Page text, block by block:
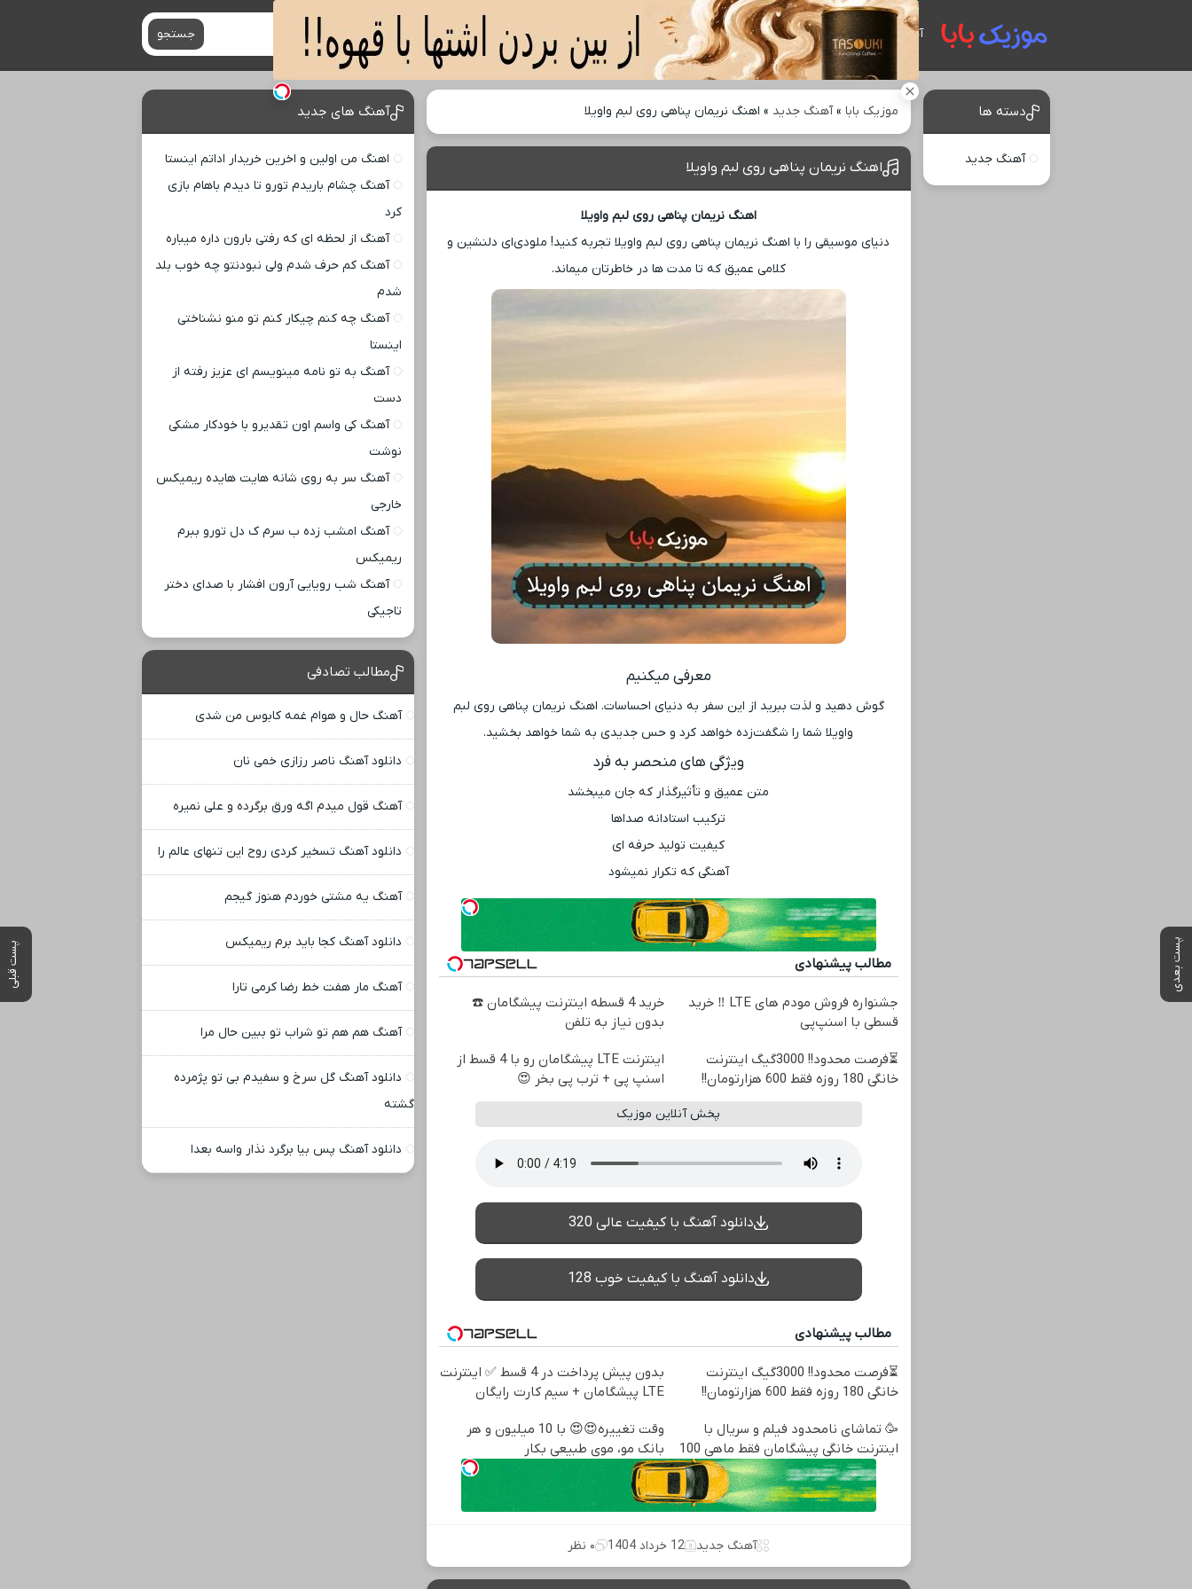
آهنگ های جدید جستجو
موزیک بابا »آهنگ جدید » اهنگ نریمان پناهی روی لبم واویلا
پست بعدی پست قبلی
اهنگ نریمان پناهی روی لبم واویلا
اهنگ نریمان پناهی روی لبم واویلا
دنیای موسیقی را با اهنگ نریمان پناهی روی لبم واویلا تجربه کنید! ملودی‌ای دلنشین و
کلامی عمیق که تا مدت ‌ها در خاطرتان میماند.
معرفی میکنیم
گوش دهید و لذت ببرید از این سفر به دنیای احساسات. اهنگ نریمان پناهی روی لبم
واویلا شما را شگفت‌زده خواهد کرد و حس جدیدی به شما خواهد بخشید.
ویژگی ‌های منحصر به فرد
متن عمیق و تأثیرگذار که جان میبخشد
ترکیب استادانه صداها
کیفیت تولید حرفه ‌ای
آهنگی که تکرار نمیشود
مطالب پیشنهادی
جشنواره فروش مودم های LTE ‼️ خرید
قسطی با اسنپ‌پی
خرید 4 قسطه اینترنت پیشگامان ☎️
بدون نیاز به تلفن
⏳فرصت محدود!! 3000گیگ اینترنت
خانگی 180 روزه فقط 600 هزارتومان!!
اینترنت LTE پیشگامان رو با 4 قسط از
اسنپ پی + ترب پی بخر 😍
پخش آنلاین موزیک
دانلود آهنگ با کیفیت عالی 320
دانلود آهنگ با کیفیت خوب 128
مطالب پیشنهادی
⏳فرصت محدود!! 3000گیگ اینترنت
خانگی 180 روزه فقط 600 هزارتومان!!
بدون پیش پرداخت در 4 قسط ✅ اینترنت
LTE پیشگامان + سیم کارت رایگان
🥳 تماشای نامحدود فیلم و سریال با
اینترنت خانگی پیشگامان فقط ماهی 100
وقت تغییره😍😍 با 10 میلیون و هر
بانک مو، موی طبیعی بکار
آهنگ جدید 12 خرداد 1404 ۰ نظر
دسته ها
آهنگ جدید
آهنگ های جدید
اهنگ من اولین و اخرین خریدار اداتم اینستا
آهنگ چشام باریدم تورو تا دیدم باهام بازی
کرد
آهنگ از لحظه ای که رفتی بارون داره میباره
آهنگ کم حرف شدم ولی نبودنتو چه خوب بلد
شدم
آهنگ چه کنم چیکار کنم تو منو نشناختی
اینستا
آهنگ به تو نامه مینویسم ای عزیز رفته از
دست
آهنگ کی واسم اون تقدیرو با خودکار مشکی
نوشت
آهنگ سر به روی شانه هایت هایده ریمیکس
خارجی
آهنگ امشب زده ب سرم ک دل تورو ببرم
ریمیکس
آهنگ شب رویایی آرون افشار با صدای دختر
تاجیکی
مطالب تصادفی
آهنگ حال و هوام غمه کابوس من شدی
دانلود آهنگ ناصر رزازی خمی نان
آهنگ قول میدم اگه ورق برگرده و علی نمیره
دانلود آهنگ تسخیر کردی روح این تنهای عالم را
آهنگ یه مشتی خوردم هنوز گیجم
دانلود آهنگ کجا باید برم ریمیکس
آهنگ مار هفت خط رضا کرمی تارا
آهنگ هم هم تو شراب تو ببین حال مرا
دانلود آهنگ گل سرخ و سفیدم بی تو پژمرده
گشته
دانلود آهنگ پس بیا برگرد نذار واسه بعدا